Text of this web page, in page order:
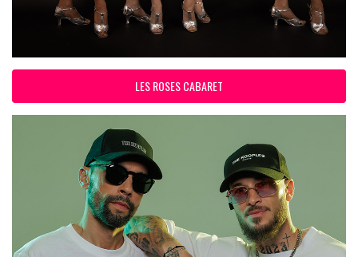
LES ROSES CABARET